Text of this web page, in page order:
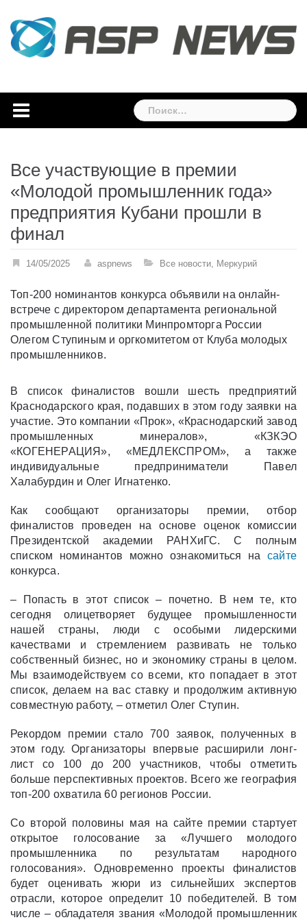
content
Найти:
Все участвующие в премии
«Молодой промышленник года»
предприятия Кубани прошли в
финал
14/05/2025 aspnews Все новости, Меркурий
Топ-200 номинантов конкурса объявили на онлайн-
встрече с директором департамента региональной
промышленной политики Минпромторга России
Олегом Ступиным и оргкомитетом от Клуба молодых
промышленников.
В список финалистов вошли шесть предприятий
Краснодарского края, подавших в этом году заявки на
участие. Это компании «Прок», «Краснодарский завод
промышленных минералов», «КЗКЭО
«КОГЕНЕРАЦИЯ», «МЕДЛЕКСПРОМ», а также
индивидуальные предприниматели Павел
Халабурдин и Олег Игнатенко.
Как сообщают организаторы премии, отбор
финалистов проведен на основе оценок комиссии
Президентской академии РАНХиГС. С полным
списком номинантов можно ознакомиться на сайте
конкурса.
– Попасть в этот список – почетно. В нем те, кто
сегодня олицетворяет будущее промышленности
нашей страны, люди с особыми лидерскими
качествами и стремлением развивать не только
собственный бизнес, но и экономику страны в целом.
Мы взаимодействуем со всеми, кто попадает в этот
список, делаем на вас ставку и продолжим активную
совместную работу, – отметил Олег Ступин.
Рекордом премии стало 700 заявок, полученных в
этом году. Организаторы впервые расширили лонг-
лист со 100 до 200 участников, чтобы отметить
больше перспективных проектов. Всего же география
топ-200 охватила 60 регионов России.
Со второй половины мая на сайте премии стартует
открытое голосование за «Лучшего молодого
промышленника по результатам народного
голосования». Одновременно проекты финалистов
будет оценивать жюри из сильнейших экспертов
отрасли, которое определит 10 победителей. В том
числе – обладателя звания «Молодой промышленник